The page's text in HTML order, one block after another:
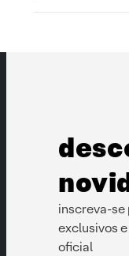
inscreva-
exclusivos
oficial